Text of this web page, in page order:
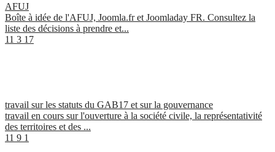
AFUJ
Boîte à idée de l'AFUJ, Joomla.fr et Joomladay FR. Consultez la
liste des décisions à prendre et...
11 3 17
travail sur les statuts du GAB17 et sur la gouvernance
travail en cours sur l'ouverture à la société civile, la représentativité
des territoires et des ...
11 9 1